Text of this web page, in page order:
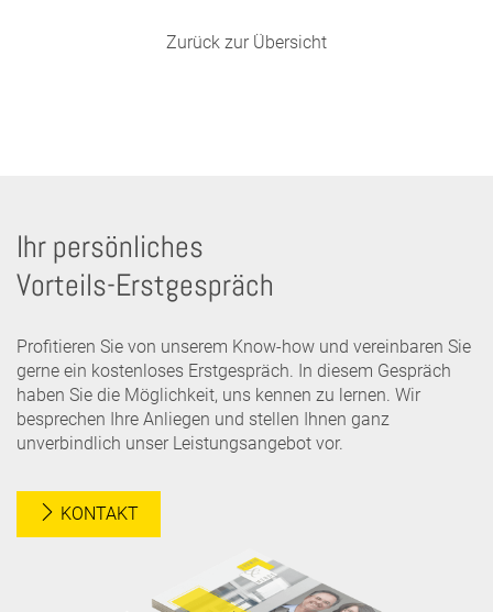
Zurück zur Übersicht
Ihr persönliches
Vorteils-Erstgespräch
Profitieren Sie von unserem Know-how und vereinbaren Sie
gerne ein kostenloses Erstgespräch. In diesem Gespräch
haben Sie die Möglichkeit, uns kennen zu lernen. Wir
besprechen Ihre Anliegen und stellen Ihnen ganz
unverbindlich unser Leistungsangebot vor.
KONTAKT